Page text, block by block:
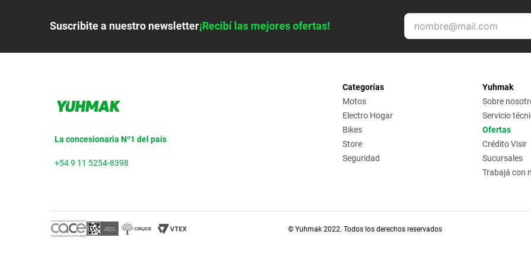
Suscribite a nuestro newsletter¡Recibí las mejores ofertas!
La concesionaria Nº1 del país
+54 9 11 5254-8398
Categorías
Motos
Electro Hogar
Bikes
Store
Seguridad
Yuhmak
Sobre
Servicio
Ofertas
Crédito Visir
Sucursales
Trabajá con
© Yuhmak 2022. Todos los derechos reservados